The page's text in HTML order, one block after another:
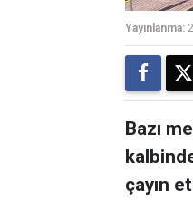
Yayınlanma:
Bazı
çayın